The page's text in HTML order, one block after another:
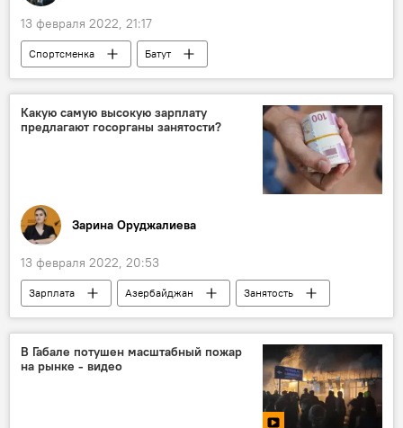
13 февраля 2022, 21:17
Спортсменка
Батут
Прыжки на батуте
серебро
медаль
Какую самую высокую зарплату
предлагают госорганы занятости?
Зарина Оруджалиева
13 февраля 2022, 20:53
Зарплата Азербайджан
Занятость
Рынок труда
биржа
Трудоустройство
ЖИЗНЬ
Экономика
В Габале потушен масштабный пожар
на рынке - видео